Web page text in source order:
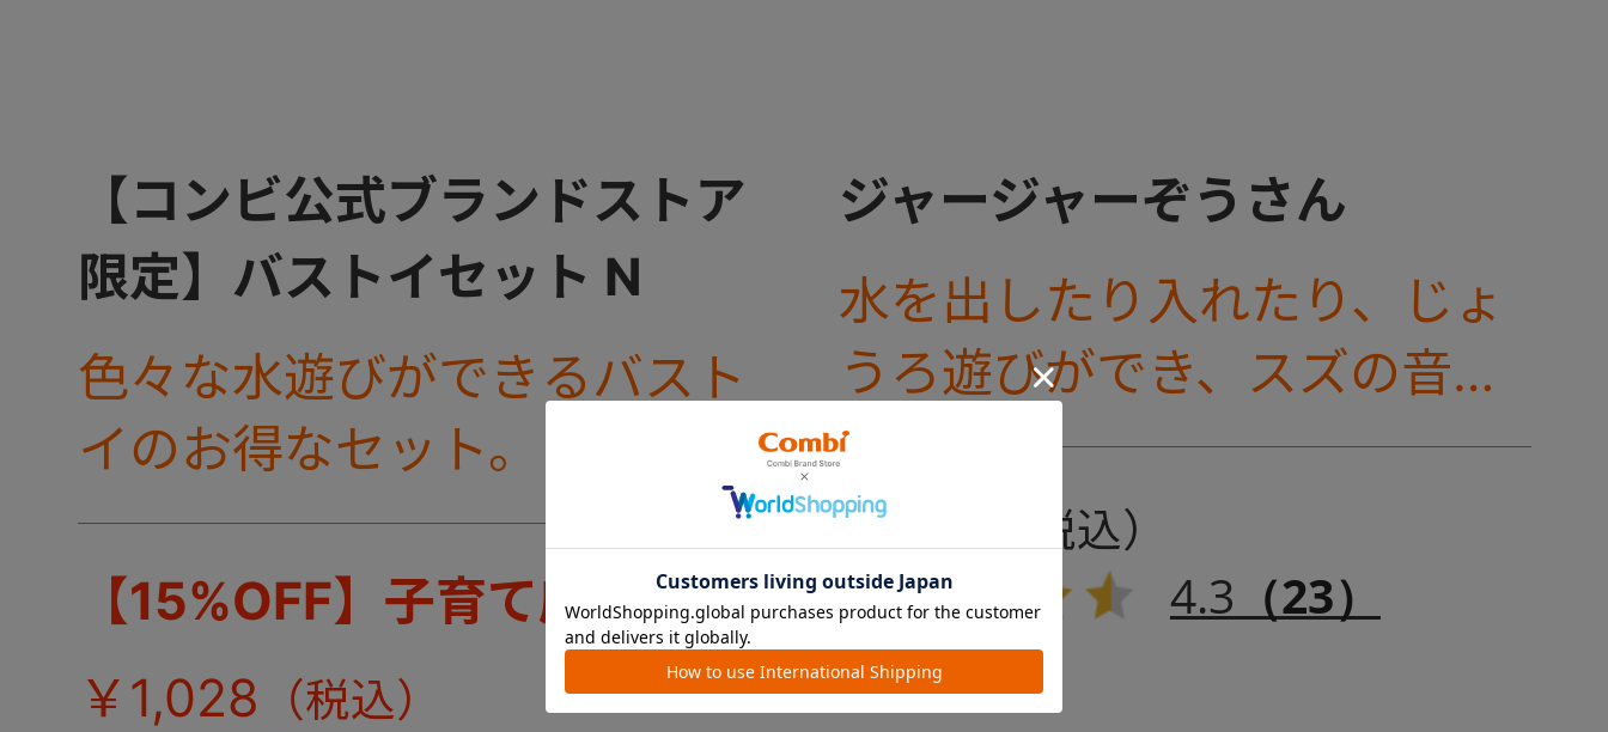
【コンビ公式ブランドストア
限定】バストイセット N
色々な水遊びができるバスト
イのお得なセット。
【15%OFF】子育て応援価格
￥1,028
ジャージャーぞうさん
水を出したり入れたり、じょ
うろ遊びができ、スズの音が
鳴るバストイです。
￥605
4.3 （23）